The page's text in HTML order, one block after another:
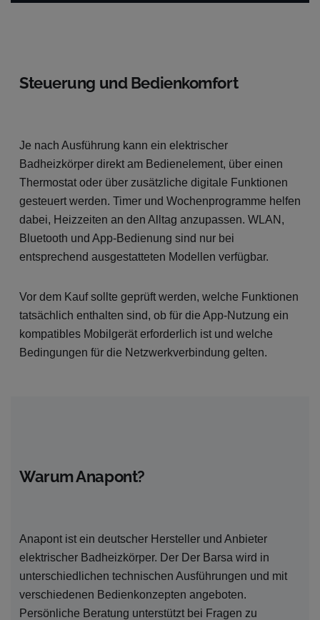
Steuerung und Bedienkomfort
Je nach Ausführung kann ein elektrischer
Badheizkörper direkt am Bedienelement, über einen
Thermostat oder über zusätzliche digitale Funktionen
gesteuert werden. Timer und Wochenprogramme helfen
dabei, Heizzeiten an den Alltag anzupassen. WLAN,
Bluetooth und App-Bedienung sind nur bei
entsprechend ausgestatteten Modellen verfügbar.
Vor dem Kauf sollte geprüft werden, welche Funktionen
tatsächlich enthalten sind, ob für die App-Nutzung ein
kompatibles Mobilgerät erforderlich ist und welche
Bedingungen für die Netzwerkverbindung gelten.
Warum Anapont?
Anapont ist ein deutscher Hersteller und Anbieter
elektrischer Badheizkörper. Der Der Barsa wird in
unterschiedlichen technischen Ausführungen und mit
verschiedenen Bedienkonzepten angeboten.
Persönliche Beratung unterstützt bei Fragen zu